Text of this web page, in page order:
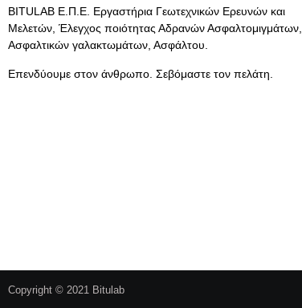
BITULAB Ε.Π.Ε. Εργαστήρια Γεωτεχνικών Ερευνών και
Μελετών, Έλεγχος ποιότητας Αδρανών Ασφαλτομιγμάτων,
Ασφαλτικών γαλακτωμάτων, Ασφάλτου.
Επενδύουμε στον άνθρωπο. Σεβόμαστε τον πελάτη.
Copyright © 2021 Bitulab